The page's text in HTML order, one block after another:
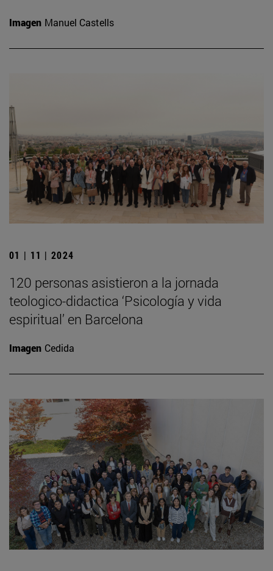
Imagen Manuel Castells
01 | 11 | 2024
120 personas asistieron a la jornada
teologico-didactica ‘Psicología y vida
espiritual’ en Barcelona
Imagen Cedida